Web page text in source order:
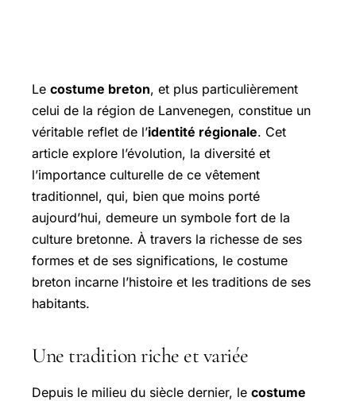
Le costume breton, et plus particulièrement
celui de la région de Lanvenegen, constitue un
véritable reflet de l’identité régionale. Cet
article explore l’évolution, la diversité et
l’importance culturelle de ce vêtement
traditionnel, qui, bien que moins porté
aujourd’hui, demeure un symbole fort de la
culture bretonne. À travers la richesse de ses
formes et de ses significations, le costume
breton incarne l’histoire et les traditions de ses
habitants.
Une tradition riche et variée
Depuis le milieu du siècle dernier, le costume